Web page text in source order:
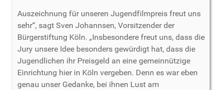
Auszeichnung für unseren Jugendfilmpreis freut uns
sehr“, sagt Sven Johannsen, Vorsitzender der
Bürgerstiftung Köln. „Insbesondere freut uns, dass die
Jury unsere Idee besonders gewürdigt hat, dass die
Jugendlichen ihr Preisgeld an eine gemeinnützige
Einrichtung hier in Köln vergeben. Denn es war eben
genau unser Gedanke, bei ihnen Lust am